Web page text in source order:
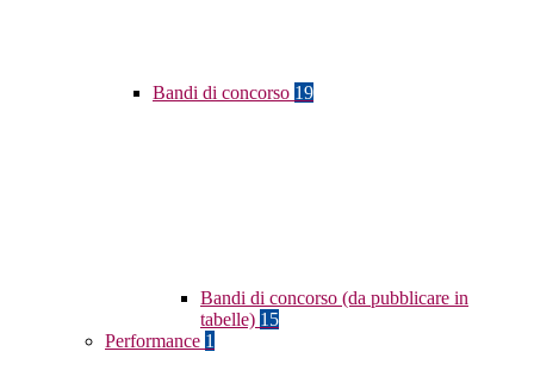
Bandi di concorso 19
Bandi di concorso (da pubblicare in
tabelle) 15
Performance 1